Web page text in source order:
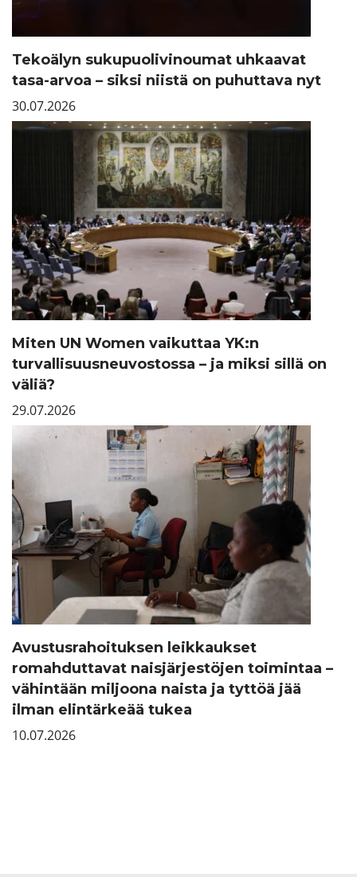
Tekoälyn sukupuolivinoumat uhkaavat
tasa-arvoa – siksi niistä on puhuttava nyt
30.07.2026
Miten UN Women vaikuttaa YK:n
turvallisuusneuvostossa – ja miksi sillä on
väliä?
29.07.2026
Avustusrahoituksen leikkaukset
romahduttavat naisjärjestöjen toimintaa –
vähintään miljoona naista ja tyttöä jää
ilman elintärkeää tukea
10.07.2026